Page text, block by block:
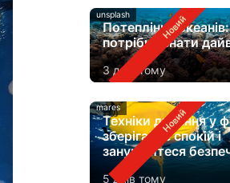
unsplash
Потепління
потрібно знати
3 днів тому
mares
Техніки дихання у
зберігайте спокій і
занурюйтеся
5 днів тому